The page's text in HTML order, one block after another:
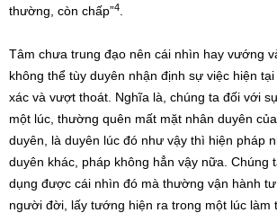
thường, còn chấp”4
Tâm chưa trung đạo nên cái nhìn hay vướng
không thể tùy duyên nhận định sự việc hiện
xác và vượt thoát. Nghĩa là, chúng ta đối với
một lúc, thường quên mất mặt nhân duyên
duyên, là duyên lúc đó như vậy thì hiện pháp
duyên khác, pháp không hẳn vậy nữa. Chúng
dụng được cái nhìn đó mà thường vận hành
người đời, lấy tướng hiện ra trong một lúc làm